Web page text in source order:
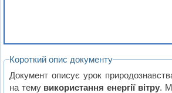
Короткий опис документу
Документ описує урок
на тему використання енергії вітру.